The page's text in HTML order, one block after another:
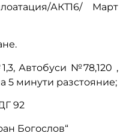
АКТ16/ Март
Автобуси №78,120 ,
5 минути разстояние;
92
Богослов“